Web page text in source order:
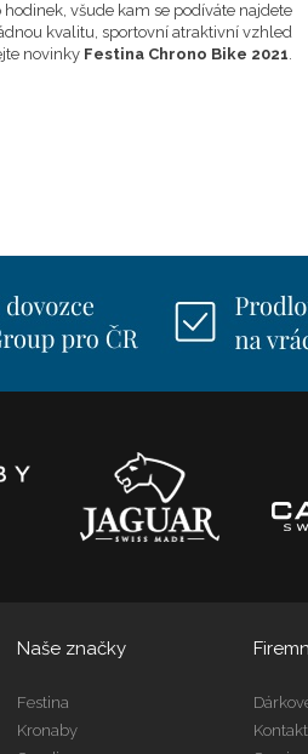
všude kam se podíváte najdete
kvalitu, sportovní atraktivní vzhled
novinky Festina Chrono Bike 2021.
Naše značky
Festina
Kronaby